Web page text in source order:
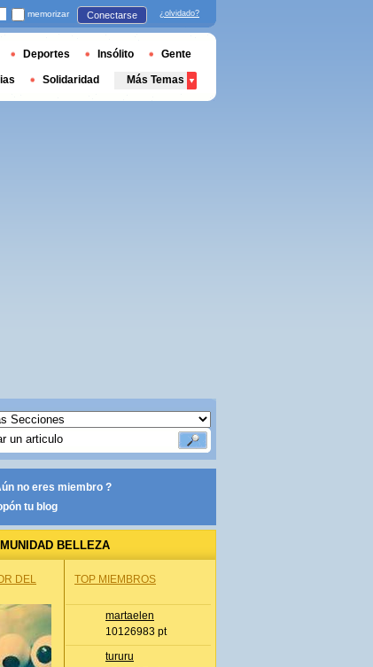
no eres miembro ?
tu blog
BELLEZA
DEL
TOP MIEMBROS
martaelen
10126983 pt
tururu
memorizar Conectarse ¿olvidado?
Deportes Insólito Gente
Solidaridad Más Temas